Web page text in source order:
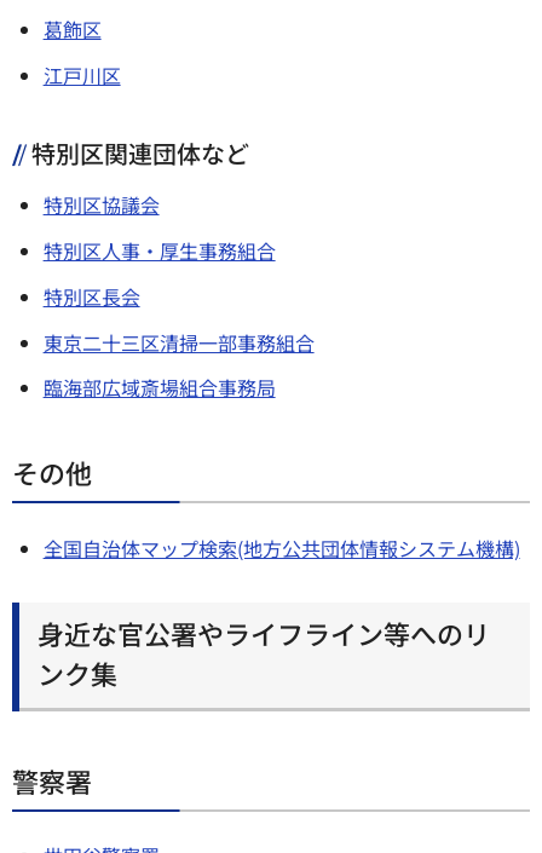
葛飾区
江戸川区
特別区関連団体など
特別区協議会
特別区人事・厚生事務組合
特別区長会
東京二十三区清掃一部事務組合
臨海部広域斎場組合事務局
その他
全国自治体マップ検索(地方公共団体情報システム機構)
身近な官公署やライフライン等へのリ
ンク集
警察署